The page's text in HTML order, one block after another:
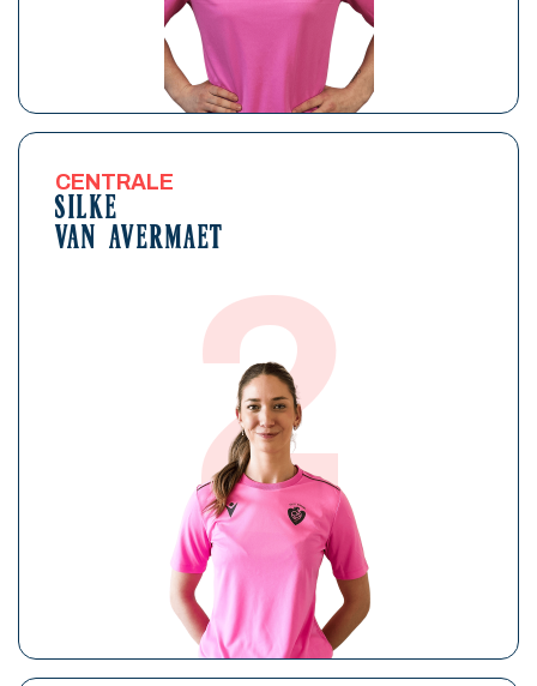
2
CENTRALE
SILKE
VAN AVERMAET